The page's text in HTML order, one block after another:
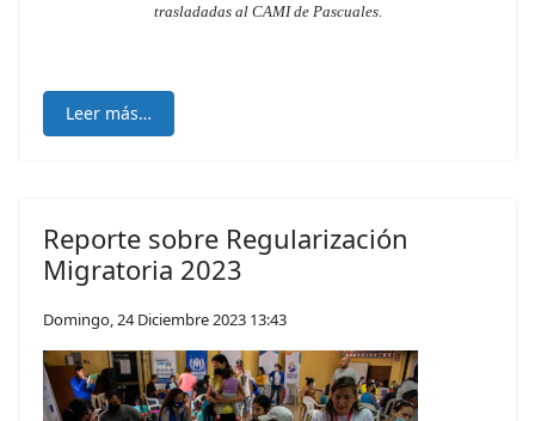
trasladadas al CAMI de Pascuales.
Leer más…
Reporte sobre Regularización
Migratoria 2023
Domingo, 24 Diciembre 2023 13:43